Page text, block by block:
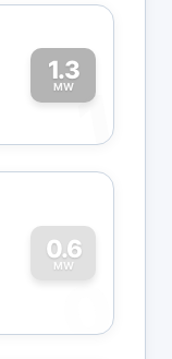
1.3
MW1
0.6
MW
0